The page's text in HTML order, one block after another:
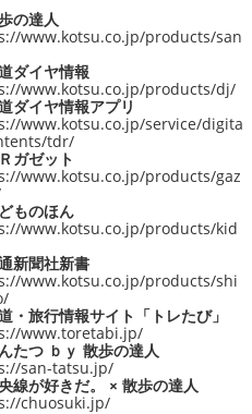
の達人
www.kotsu.co.jp/products/san
ダイヤ情報
www.kotsu.co.jp/products/dj/
ダイヤ情報アプリ
www.kotsu.co.jp/service/digita
tdr/
ガゼット
www.kotsu.co.jp/products/gaz
ものほん
www.kotsu.co.jp/products/kid
新聞社新書
www.kotsu.co.jp/products/shi
・旅行情報サイト「トレたび」
www.toretabi.jp/
たつ ｂｙ 散歩の達人
san-tatsu.jp/
線が好きだ。 × 散歩の達人
chuosuki.jp/